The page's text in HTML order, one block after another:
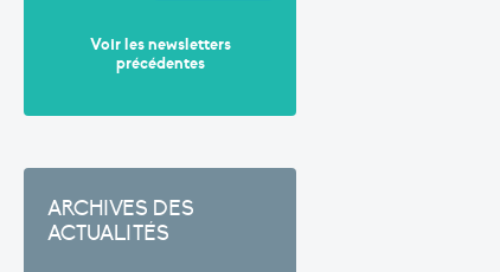
Voir les newsletters
précédentes
ARCHIVES DES
ACTUALITÉS